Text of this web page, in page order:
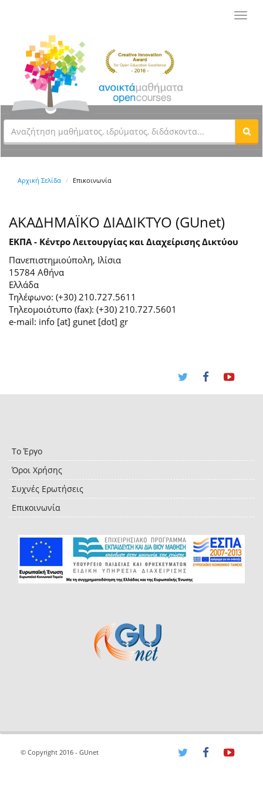
Αρχική Σελίδα Επικοινωνία
ΑΚΑΔΗΜΑΪΚΟ ΔΙΑΔΙΚΤΥΟ (GUnet)
ΕΚΠΑ - Κέντρο Λειτουργίας και Διαχείρισης Δικτύου
Πανεπιστημιούπολη, Ιλίσια
15784 Αθήνα
Ελλάδα
Τηλέφωνο: (+30) 210.727.5611
Τηλεομοιότυπο (fax): (+30) 210.727.5601
e-mail: info [at] gunet [dot] gr
Το Έργο
Όροι Χρήσης
Συχνές Ερωτήσεις
Επικοινωνία
© Copyright 2016 - GUnet